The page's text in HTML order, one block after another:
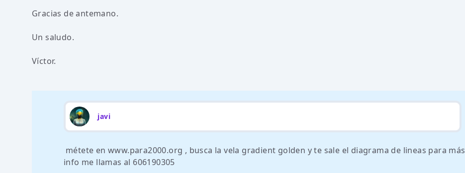
Gracias de antemano.
Un saludo.
Víctor.
javi
métete en www.para2000.org , busca la vela gradient golden y te sale el diagrama de lineas para más
info me llamas al 606190305